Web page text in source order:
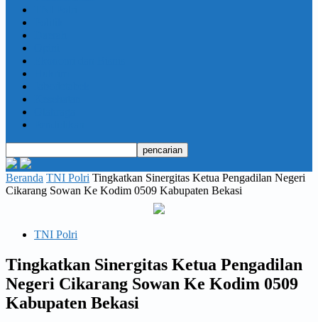
Beranda TNI Polri Tingkatkan Sinergitas Ketua Pengadilan Negeri
Cikarang Sowan Ke Kodim 0509 Kabupaten Bekasi
TNI Polri
Tingkatkan Sinergitas Ketua Pengadilan
Negeri Cikarang Sowan Ke Kodim 0509
Kabupaten Bekasi